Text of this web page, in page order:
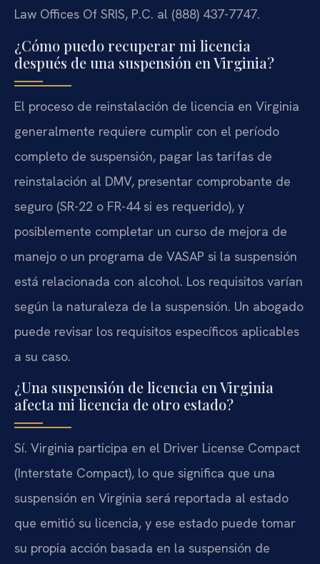
Law Offices Of SRIS, P.C. al (888) 437-7747.
¿Cómo puedo recuperar mi licencia
después de una suspensión en Virginia?
El proceso de reinstalación de licencia en Virginia
generalmente requiere cumplir con el período
completo de suspensión, pagar las tarifas de
reinstalación al DMV, presentar comprobante de
seguro (SR-22 o FR-44 si es requerido), y
posiblemente completar un curso de mejora de
manejo o un programa de VASAP si la suspensión
está relacionada con alcohol. Los requisitos varían
según la naturaleza de la suspensión. Un abogado
puede revisar los requisitos específicos aplicables
a su caso.
¿Una suspensión de licencia en Virginia
afecta mi licencia de otro estado?
Sí. Virginia participa en el Driver License Compact
(Interstate Compact), lo que significa que una
suspensión en Virginia será reportada al estado
que emitió su licencia, y ese estado puede tomar
su propia acción basada en la suspensión de